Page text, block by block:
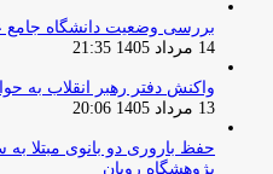
بررسی وضعیت دانشگاه جامع
14 مرداد 1405 21:35
واکنش دفتر رهبر انقلاب به
13 مرداد 1405 20:06
حفظ باروری دو بانوی مبتلا
پژوهشگاه رویان